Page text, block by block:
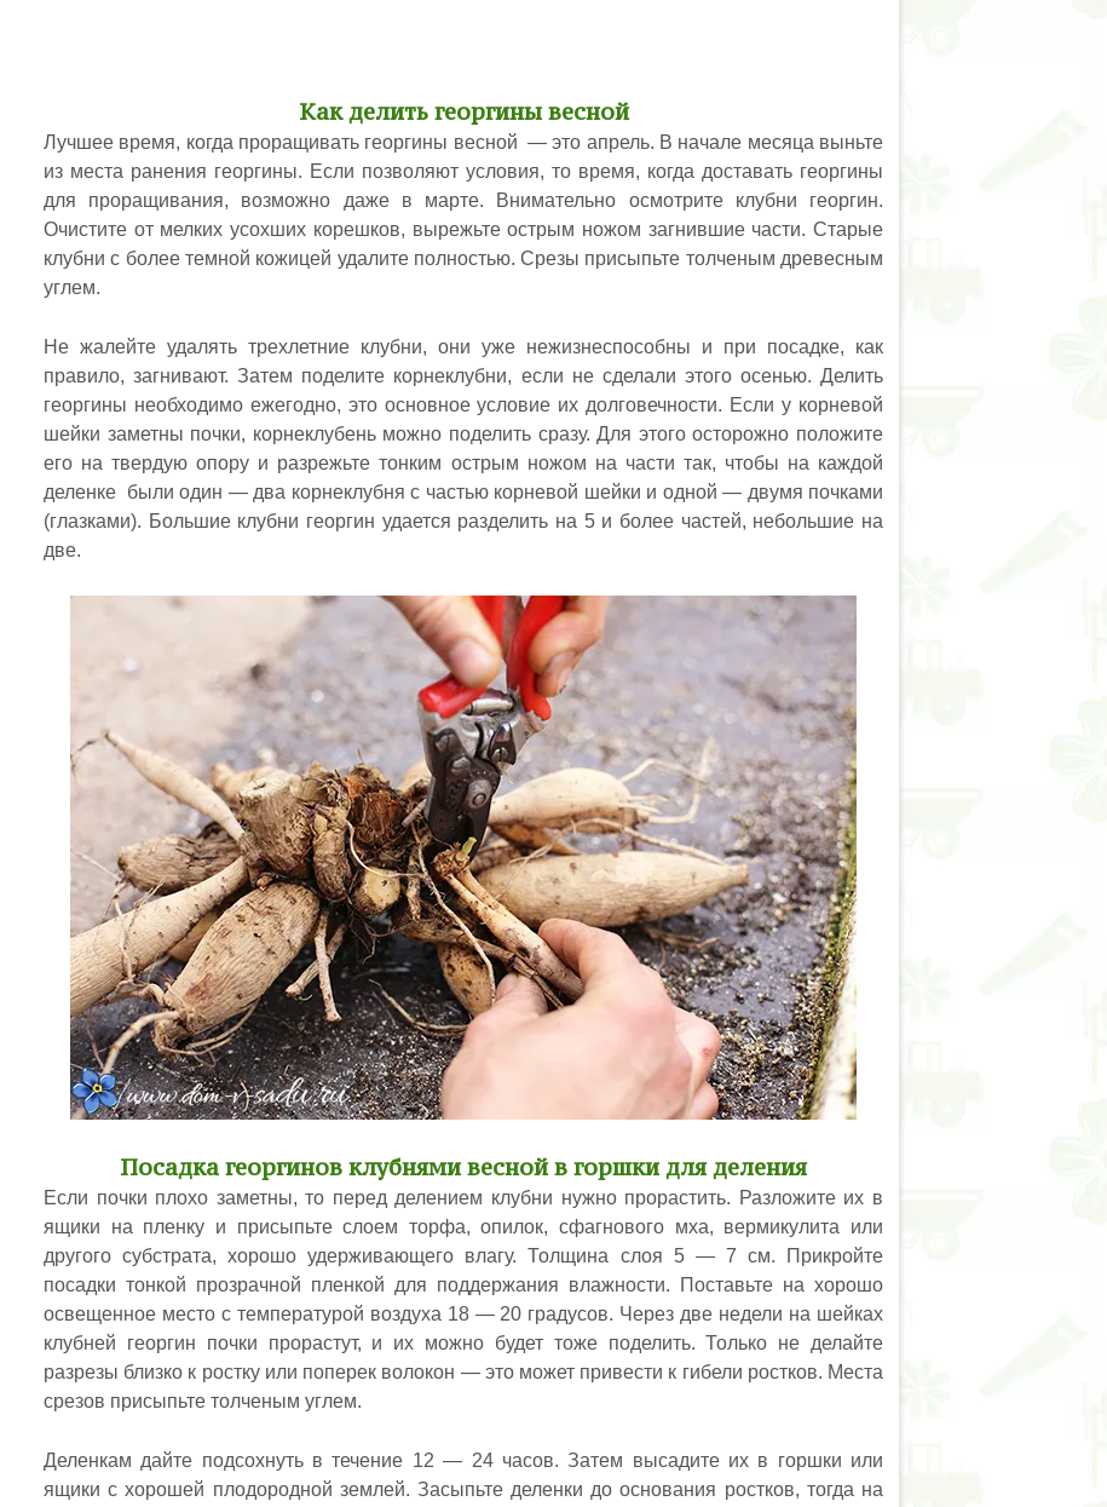
Как делить георгины весной
Лучшее время, когда проращивать георгины весной — это апрель. В начале месяца выньте
из места ранения георгины. Если позволяют условия, то время, когда доставать георгины
для проращивания, возможно даже в марте. Внимательно осмотрите клубни георгин.
Очистите от мелких усохших корешков, вырежьте острым ножом загнившие части. Старые
клубни с более темной кожицей удалите полностью. Срезы присыпьте толченым древесным
углем.
Не жалейте удалять трехлетние клубни, они уже нежизнеспособны и при посадке, как
правило, загнивают. Затем поделите корнеклубни, если не сделали этого осенью. Делить
георгины необходимо ежегодно, это основное условие их долговечности. Если у корневой
шейки заметны почки, корнеклубень можно поделить сразу. Для этого осторожно положите
его на твердую опору и разрежьте тонким острым ножом на части так, чтобы на каждой
деленке были один — два корнеклубня с частью корневой шейки и одной — двумя почками
(глазками). Большие клубни георгин удается разделить на 5 и более частей, небольшие на
две.
Посадка георгинов клубнями весной в горшки для деления
Если почки плохо заметны, то перед делением клубни нужно прорастить. Разложите их в
ящики на пленку и присыпьте слоем торфа, опилок, сфагнового мха, вермикулита или
другого субстрата, хорошо удерживающего влагу. Толщина слоя 5 — 7 см. Прикройте
посадки тонкой прозрачной пленкой для поддержания влажности. Поставьте на хорошо
освещенное место с температурой воздуха 18 — 20 градусов. Через две недели на шейках
клубней георгин почки прорастут, и их можно будет тоже поделить. Только не делайте
разрезы близко к ростку или поперек волокон — это может привести к гибели ростков. Места
срезов присыпьте толченым углем.
Деленкам дайте подсохнуть в течение 12 — 24 часов. Затем высадите их в горшки или
ящики с хорошей плодородной землей. Засыпьте деленки до основания ростков, тогда на